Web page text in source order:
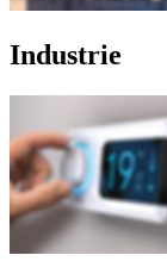
Industrie